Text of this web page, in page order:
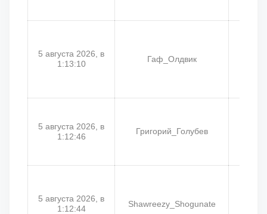
5 августа 2026, в
1:13:10
Гаф_Олдвик
5 августа 2026, в
1:12:46
Григорий_Голубев
5 августа 2026, в
1:12:44
Shawreezy_Shogunate